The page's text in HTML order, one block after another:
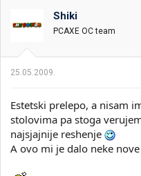
Shiki
PCAXE OC team
25.05.2009.
Estetski prelepo, a nisam
stolovima pa stoga
najsjajnije reshenje
A ovo mi je dalo neke